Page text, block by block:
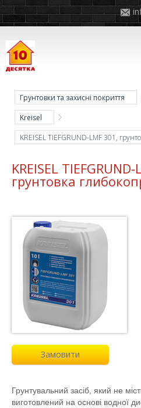
Грунтовки та захисні покриття
Kreisel
KREISEL TIEFGRUND-LMF 301,
KREISEL
грунтовка
Замовити
Грунтувальний засіб, який не
виготовлений на основі водної